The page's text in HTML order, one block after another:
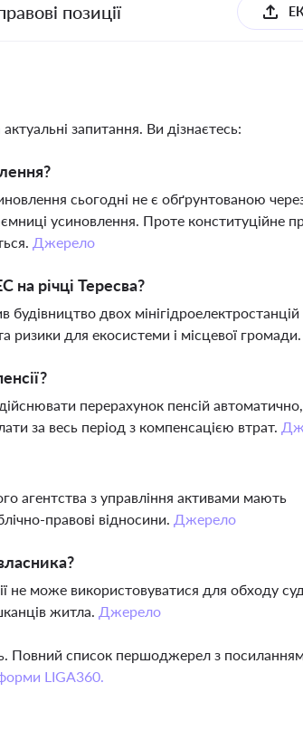
позиції
запитання. Ви дізнаєтесь:
сьогодні не є обґрунтованою
усиновлення. Проте конституційне
Джерело
на річці Тересва?
двох мінігідроелектростанцій
ризики для екосистеми і місцевої громади.
перерахунок пенсій
за весь період з компенсацією втрат.
агентства з управління активами мають
правові відносини. Джерело
не може використовуватися для обходу
житла. Джерело
Повний список першоджерел з
LIGA360.